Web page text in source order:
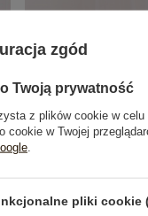
Granatowa
zgód
Twoją prywatność
z plików cookie w celu
cookie w Twojej
pliki cookie